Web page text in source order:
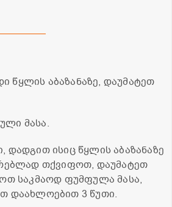
წყლის აბაზანაზე, დაუმატეთ
მასა.
დადგით ისიც წყლის აბაზანაზე
თქვიფოთ, დაუმატეთ
საკმაოდ ფუმფულა მასა,
დაახლოებით 3 წუთი.